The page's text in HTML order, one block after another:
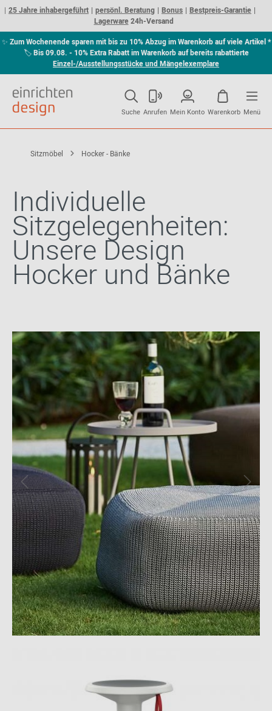
25 Jahre inhabergeführt persönl. Beratung Bonus
Bestpreis-Garantie
Lagerware24h-Versand
✨ Zum Wochenende sparen mit bis zu 10% Abzug im Warenkorb auf viele Artikel *
🏷Bis 09.08. - 10% Extra Rabatt im Warenkorb auf bereits rabattierte
Einzel-/Ausstellungsstücke und Mängelexemplare
Suche Anrufen Mein Konto Warenkorb Menü
Sitzmöbel Hocker - Bänke
Individuelle
Sitzgelegenheiten:
Unsere Design
Hocker und Bänke